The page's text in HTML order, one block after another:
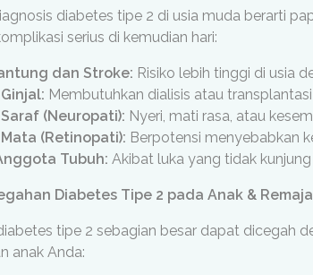
diabetes tipe 2 di usia muda berarti
serius di kemudian hari:
dan Stroke: Risiko lebih tinggi di usia
Membutuhkan dialisis atau
(Neuropati): Nyeri, mati rasa, atau
(Retinopati): Berpotensi menyebabkan
Tubuh: Akibat luka yang tidak
Diabetes Tipe 2 pada Anak & Remaja
tipe 2 sebagian besar dapat dicegah
anak Anda: